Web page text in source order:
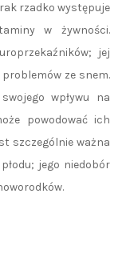
rzadko występuje
w żywności.
jej
ze snem.
wpływu na
powodować ich
szczególnie ważna
jego niedobór